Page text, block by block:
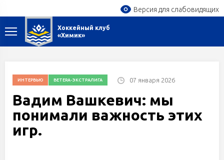
Версия для слабовидящих
Хоккейный клуб
«Химик»
ИНТЕРВЬЮ BETERA-ЭКСТРАЛИГА 07 января 2026
Вадим Вашкевич: мы
понимали важность этих
игр.